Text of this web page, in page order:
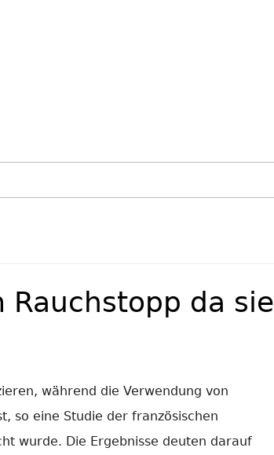
da sie
während die Verwendung von
so eine Studie der französischen
wurde. Die Ergebnisse deuten darauf